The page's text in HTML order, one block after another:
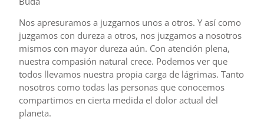
Nos apresuramos a juzgarnos unos a otros. Y así como
juzgamos con dureza a otros, nos juzgamos a nosotros
mismos con mayor dureza aún. Con atención plena,
nuestra compasión natural crece. Podemos ver que
todos llevamos nuestra propia carga de lágrimas. Tanto
nosotros como todas las personas que conocemos
compartimos en cierta medida el dolor actual del
planeta.